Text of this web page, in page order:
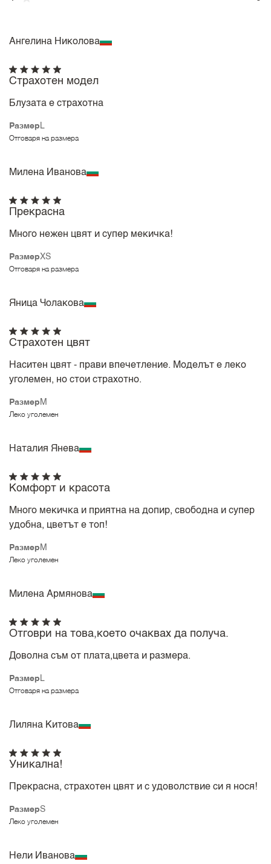
Ангелина Николова
Размер L
Отговаря на размера
Страхотен модел
Блузата е страхотна
Милена Иванова
РазмерXS
Отговаря на размера
Прекрасна
Много нежен цвят и супер мекичка!
Яница Чолакова
Размер M
Леко уголемен
Страхотен цвят
Наситен цвят - прави впечетление. Моделът е леко
уголемен, но стои страхотно.
Наталия Янева
Размер M
Леко уголемен
Комфорт и красота
Много мекичка и приятна на допир, свободна и супер
удобна, цветът е топ!
Милена Армянова
Размер L
Отговаря на размера
Отговри на това,което очаквах да получа.
Доволна съм от плата,цвета и размера.
Лиляна Китова
РазмерS
Леко уголемен
Уникална!
Прекрасна, страхотен цвят и с удоволствие си я нося!
Нели Иванова